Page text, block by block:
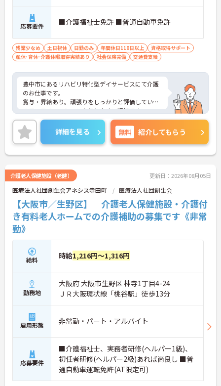
応募要件 ■介護福祉士免許 ■普通自動車免許
残業少なめ 土日祝休 日勤のみ 年間休日110日以上
資格取得サポート
産休･育休･介護休暇取得実績あり
社会保険完備 交通費支給
豊中市にあるリハビリ特化型デイサービスにて介護
のお仕事です。
賞与・昇給あり。頑張りをしっかりと評価している
ので、モチベーションを保ちやすい環境です。
休日は完全週休2日制、日勤のお仕事なのでプライ
ベートと両立がしやすく育児中の方にもおすすめの
求人です♪
ご興味がある方は是非一度マイナビまでお問い合わ
せください。さらに詳細などお伝えします！
詳細を見る 無料 紹介してもらう
介護老人保健施設（老健） 更新日：2026年08月05日
医療法人社団創生会アネシス寺田町 医療法人社団創生会
【大阪市／生野区】 介護老人保健施設・介護付
き有料老人ホームでの介護補助の募集です《非常
勤》
給料 時給1,216円～1,316円
勤務地
大阪府 大阪市生野区 林寺1丁目4-24
ＪＲ大阪環状線「桃谷駅」徒歩13分
雇用形態 非常勤・パート・アルバイト
応募要件
■介護福祉士、実務者研修(ヘルパー1級)、
初任者研修(ヘルパー2級)あれば尚良し ■普
通自動車運転免許(AT限定可)